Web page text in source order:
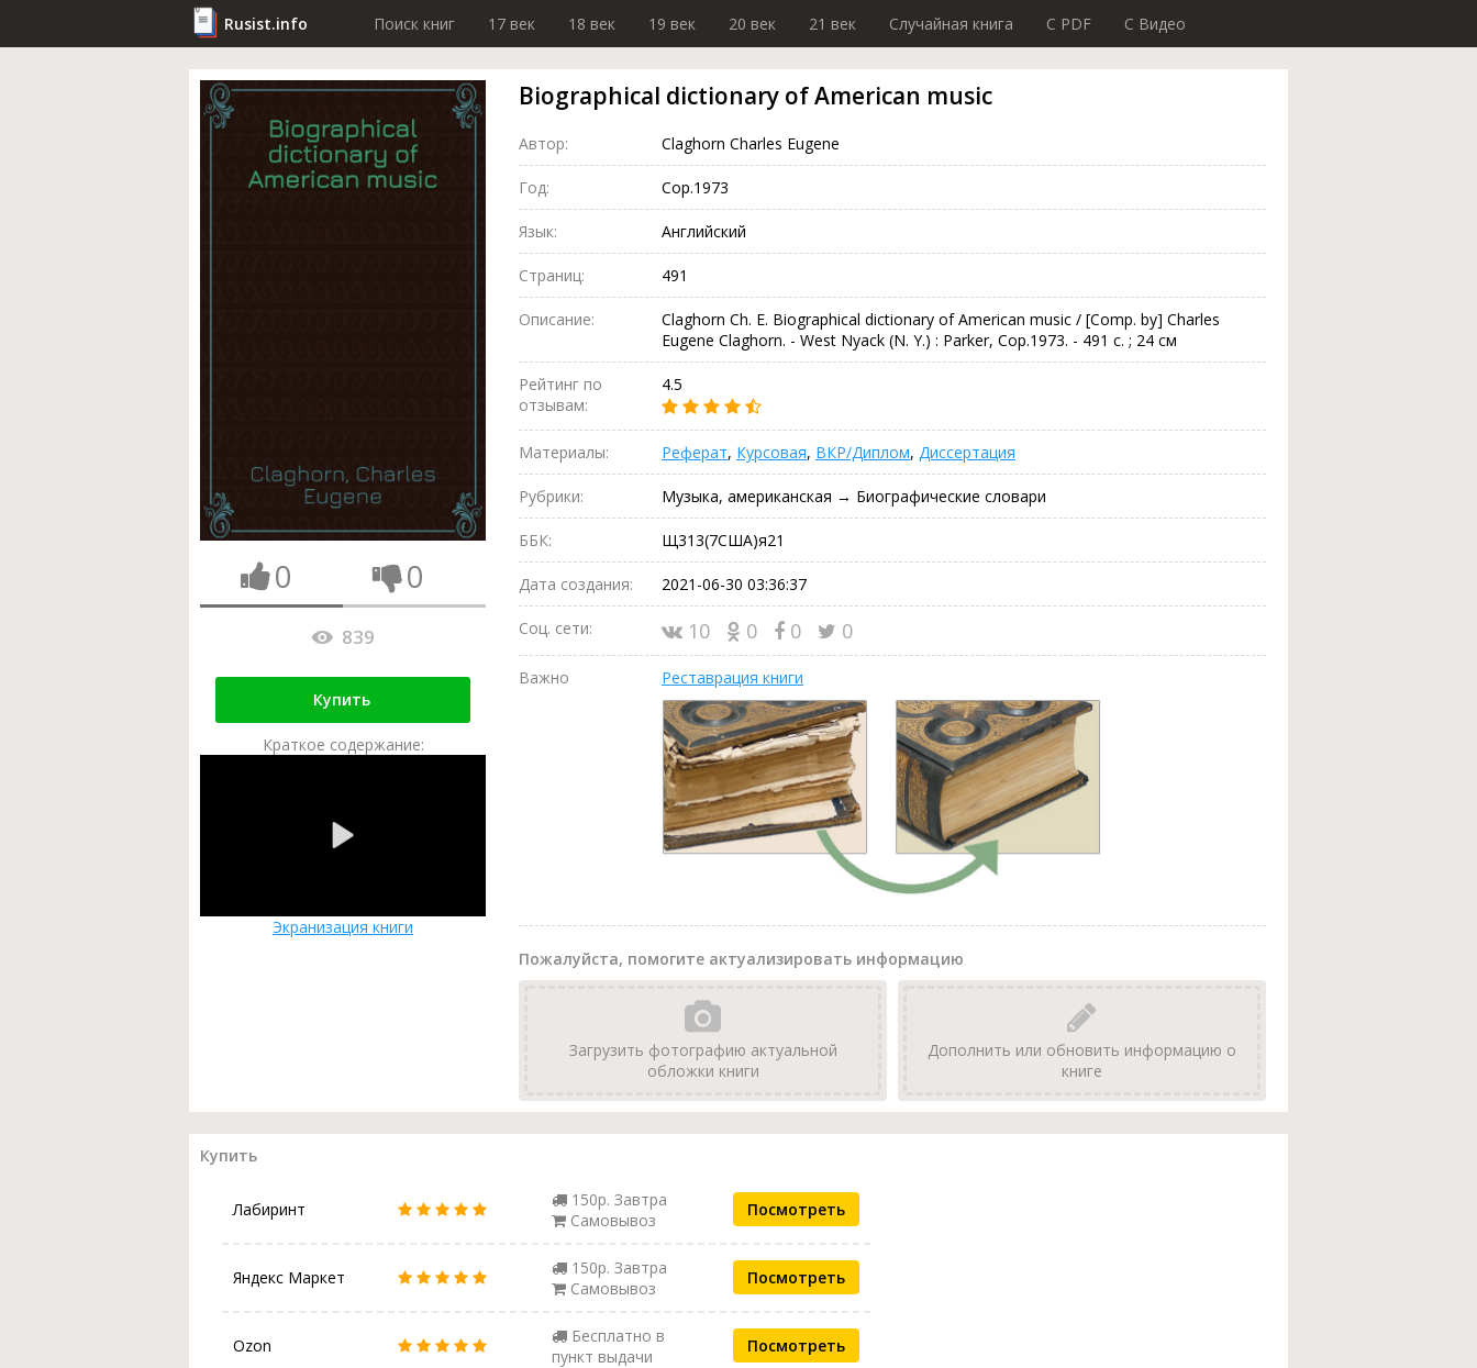
Rusist.info Поиск книг 17 век 18 век 19 век 20 век 21 век Случайная книга C PDF C Видео
0 0
839
Купить
Краткое содержание:
Экранизация книги
Biographical dictionary of American music
Автор: Claghorn Charles Eugene
Год: Cop.1973
Язык: Английский
Страниц: 491
Описание:
Claghorn Ch. E. Biographical dictionary of American music / [Comp. by] Charles
Eugene Claghorn. - West Nyack (N. Y.) : Parker, Cop.1973. - 491 с. ; 24 см
Рейтинг по
отзывам:
4.5
Материалы: Реферат, Курсовая, ВКР/Диплом, Диссертация
Рубрики: Музыка, американская → Биографические словари
ББК: Щ313(7США)я21
Дата создания: 2021-06-30 03:36:37
Соц. сети: 10 0 0 0
Важно Реставрация книги
Пожалуйста, помогите актуализировать информацию
Загрузить фотографию актуальной
обложки книги
Дополнить или обновить информацию о
книге
Купить
Лабиринт
150р. Завтра
Самовывоз
Посмотреть
Яндекс Маркет
150р. Завтра
Самовывоз
Посмотреть
Ozon
Бесплатно в
пункт выдачи
Посмотреть